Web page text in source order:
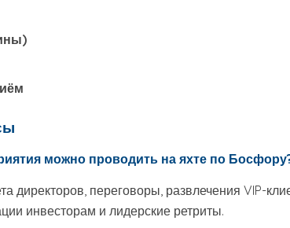
можно проводить на яхте по
директоров, переговоры, развлечения VIP-
инвесторам и лидерские ретриты.